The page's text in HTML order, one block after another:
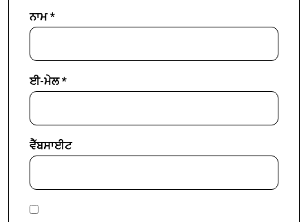
ਨਾਮ*
ਈ-ਮੇਲ*
ਵੈੱਬਸਾਈਟ